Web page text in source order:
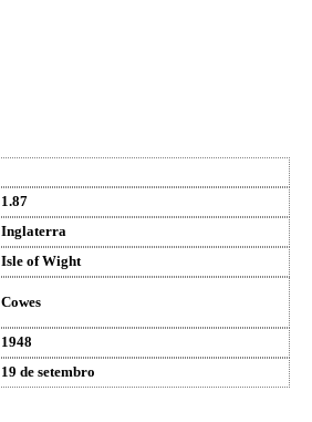
1.87
Inglaterra
Isle of Wight
Cowes
1948
19 de setembro